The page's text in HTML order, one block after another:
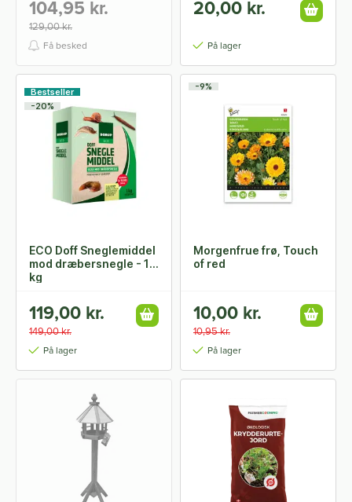
104,95 kr.
129,00 kr.
Få besked
20,00 kr.
På lager
Bestseller
-20%
ECO Doff Sneglemiddel
mod dræbersnegle - 1
kg
119,00 kr.
149,00 kr.
På lager
-9%
Morgenfrue frø, Touch
of red
10,00 kr.
10,95 kr.
På lager